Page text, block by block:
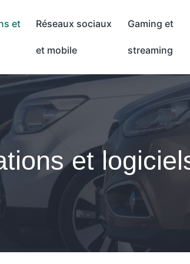
et Réseaux sociaux
et mobile
Gaming et
streaming
et